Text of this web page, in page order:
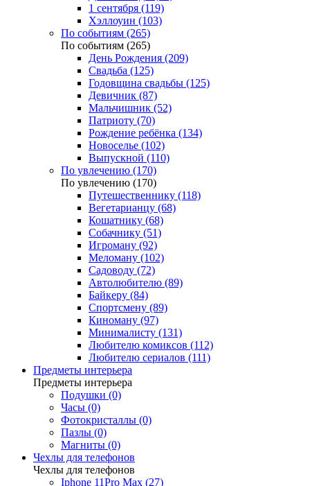
1 сентября (119)
Хэллоуин (103)
По событиям (265)
По событиям (265)
День Рождения (209)
Свадьба (125)
Годовщина свадьбы (125)
Девичник (87)
Мальчишник (52)
Патриоту (70)
Рождение ребёнка (134)
Новоселье (102)
Выпускной (110)
По увлечению (170)
По увлечению (170)
Путешественнику (118)
Вегетарианцу (68)
Кошатнику (68)
Собачнику (51)
Игроману (92)
Меломану (102)
Садоводу (72)
Автолюбителю (89)
Байкеру (84)
Спортсмену (89)
Киноману (97)
Минималисту (131)
Любителю комиксов (112)
Любителю сериалов (111)
Предметы интерьера
Предметы интерьера
Подушки (0)
Часы (0)
Фотокристаллы (0)
Пазлы (0)
Магниты (0)
Чехлы для телефонов
Чехлы для телефонов
Iphone 11Pro Max (27)